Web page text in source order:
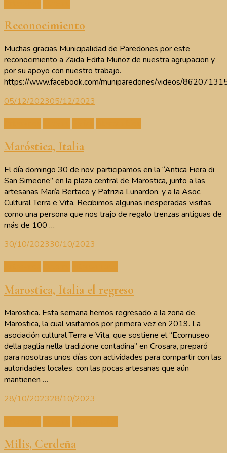
Reconocimiento
Muchas gracias Municipalidad de Paredones por este
reconocimiento a Zaida Edita Muñoz de nuestra agrupacion y
por su apoyo con nuestro trabajo.
https://www.facebook.com/muniparedones/videos/
05/12/202305/12/2023
Maróstica, Italia
El día domingo 30 de nov. participamos en la “Antica Fiera di
San Simeone” en la plaza central de Marostica, junto a las
artesanas María Bertaco y Patrizia Lunardon, y a la Asoc.
Cultural Terra e Vita. Recibimos algunas inesperadas visitas
como una persona que nos trajo de regalo trenzas antiguas de
más de 100 …
30/10/202330/10/2023
Marostica, Italia el regreso
Marostica. Esta semana hemos regresado a la zona de
Marostica, la cual visitamos por primera vez en 2019. La
asociación cultural Terra e Vita, que sostiene el “Ecomuseo
della paglia nella tradizione contadina” en Crosara, preparó
para nosotras unos días con actividades para compartir con las
autoridades locales, con las pocas artesanas que aún
mantienen …
28/10/202328/10/2023
Milis, Cerdeña